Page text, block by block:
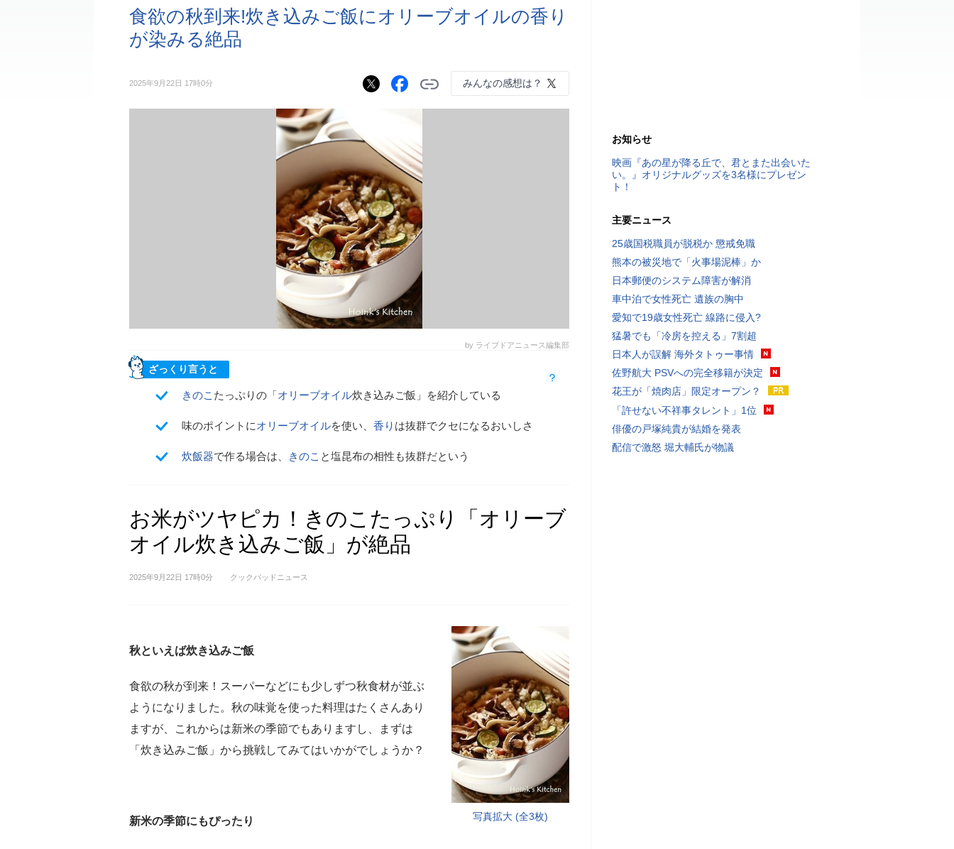
食欲の秋到来!炊き込みご飯にオリーブオイルの香り
が染みる絶品
2025年9月22日 17時0分 みんなの感想は？
by ライブドアニュース編集部
ざっくり言うと
きのこ たっぷりの「オリーブオイル炊き込みご飯」を紹介している
味のポイントにオリーブオイルを使い、 香り は抜群でクセになるおいしさ
炊飯器で作る場合は、 きのこ と塩昆布の相性も抜群だという
お米がツヤピカ！きのこたっぷり「オリーブ
オイル炊き込みご飯」が絶品
2025年9月22日 17時0分 クックパッドニュース
写真拡大 (全3枚)
秋といえば炊き込みご飯
食欲の秋が到来！スーパーなどにも少しずつ秋食材が並ぶ
ようになりました。秋の味覚を使った料理はたくさんあり
ますが、これからは新米の季節でもありますし、まずは
「炊き込みご飯」から挑戦してみてはいかがでしょうか？
新米の季節にもぴったり
お知らせ
映画『あの星が降る丘で、君とまた出会いた
い。』オリジナルグッズを3名様にプレゼン
ト！
主要ニュース
25歳国税職員が脱税か 懲戒免職
熊本の被災地で「火事場泥棒」か
日本郵便のシステム障害が解消
車中泊で女性死亡 遺族の胸中
愛知で19歳女性死亡 線路に侵入?
猛暑でも「冷房を控える」7割超
日本人が誤解 海外タトゥー事情
佐野航大 PSVへの完全移籍が決定
花王が「焼肉店」限定オープン？
「許せない不祥事タレント」1位
俳優の戸塚純貴が結婚を発表
配信で激怒 堀大輔氏が物議